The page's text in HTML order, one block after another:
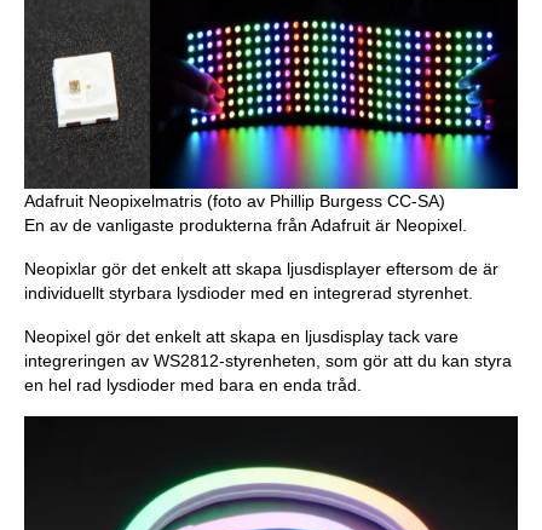
Adafruit Neopixelmatris (foto av Phillip Burgess CC-SA)
En av de vanligaste produkterna från Adafruit är Neopixel.
Neopixlar gör det enkelt att skapa ljusdisplayer eftersom de är
individuellt styrbara lysdioder med en integrerad styrenhet.
Neopixel gör det enkelt att skapa en ljusdisplay tack vare
integreringen av WS2812-styrenheten, som gör att du kan styra
en hel rad lysdioder med bara en enda tråd.